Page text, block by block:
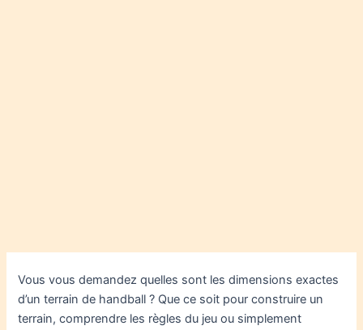
Vous vous demandez quelles sont les dimensions exactes
d’un terrain de handball ? Que ce soit pour construire un
terrain, comprendre les règles du jeu ou simplement